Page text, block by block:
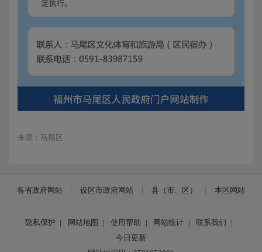
来源：马尾区
各省政府网站 设区市政府网站 县（市、区） 本区网站
隐私保护 | 网站地图 | 使用帮助 | 网站统计 | 联系我们
|
今日更新